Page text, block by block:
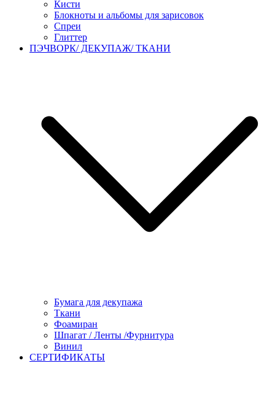
Кисти
Блокноты и альбомы для зарисовок
Спреи
Глиттер
ПЭЧВОРК/ ДЕКУПАЖ/ ТКАНИ
Бумага для декупажа
Ткани
Фоамиран
Шпагат / Ленты /Фурнитура
Винил
СЕРТИФИКАТЫ